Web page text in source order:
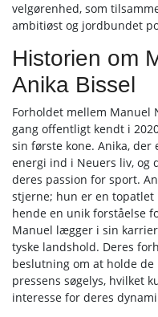
velgørenhed, som
ambitiøst og jordbundet
Historien om
Anika Bissel
Forholdet mellem Manuel
gang offentligt kendt i
sin første kone. Anika,
energi ind i Neuers liv,
deres passion for sport.
stjerne; hun er en topatlet
hende en unik forståelse
Manuel lægger i sin
tyske landshold. Deres
beslutning om at holde
pressens søgelys, hvilket
interesse for deres